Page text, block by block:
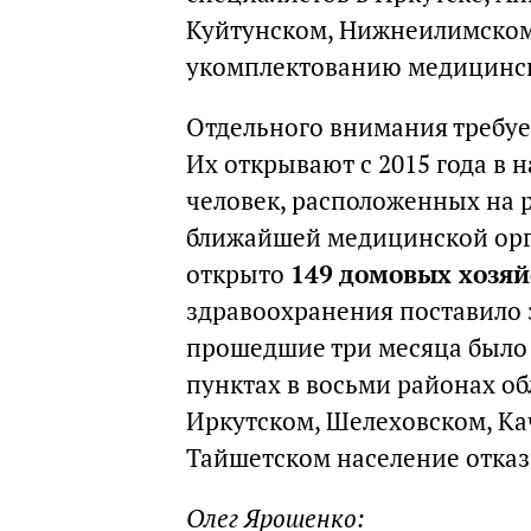
Куйтунском,
укомплектованию
Отдельного внимания
Их открывают с 2015 года в
человек, расположенных на
ближайшей медицинской
открыто 149 домовых
здравоохранения
прошедшие три месяца было
пунктах в восьми районах
Иркутском, Шелеховском,
Тайшетском население
Олег Ярошенко: